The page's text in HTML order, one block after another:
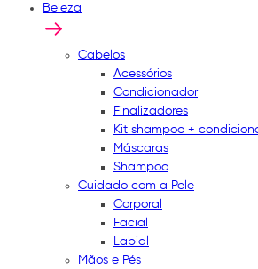
Beleza
Cabelos
Acessórios
Condicionador
Finalizadores
Kit shampoo +
Máscaras
Shampoo
Cuidado com a Pele
Corporal
Facial
Labial
Mãos e Pés